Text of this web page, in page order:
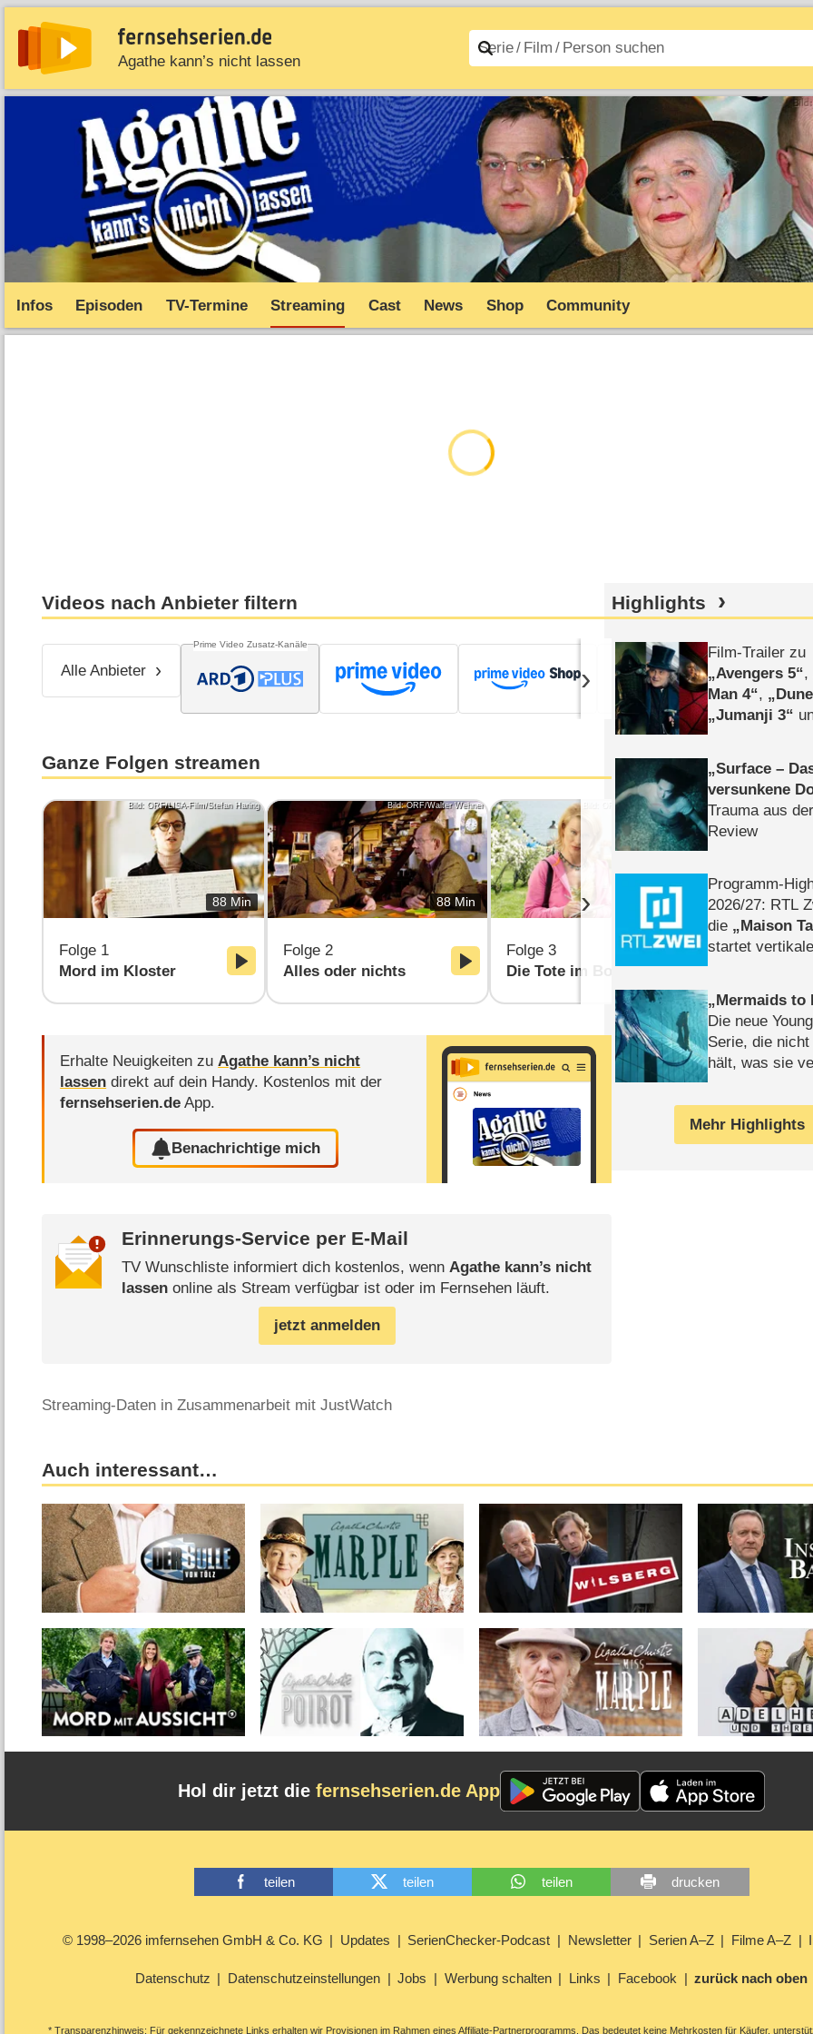
Agathe kann’s nicht lassen
News Entdecken Streaming TV-Starts Filme A–Z
Infos Episoden TV-Termine Streaming Cast News Shop Community
Videos nach Anbieter filtern
Alle Anbieter
Prime Video Zusatz-Kanäle
›
Ganze Folgen streamen
Bild: ORF/LISA-Film/Stefan Haring
88 Min
Folge 1
Mord im Kloster
Bild: ORF/Walter Wehner
88 Min
Folge 2
Alles oder nichts
Bild: ORF/LISA-Film/Walter Weh
88 Min
Folge 3
Die Tote im Bootshaus
Folge 4
›
Erhalte Neuigkeiten zuAgathe kann’s nicht
lassen direkt auf dein Handy. Kostenlos mit der
fernsehserien.de App.
Benachrichtige mich
Erinnerungs-Service per E-Mail
TV Wunschliste informiert dich kostenlos, wenn Agathe kann’s nicht
lassenonline als Stream verfügbar ist oder im Fernsehen läuft.
jetzt anmelden
Streaming-Daten in Zusammenarbeit mit JustWatch
Highlights
Film-Trailer zu
Avengers 5 ,
Man 4 ,
Jumanji 3
Surface –
versunkene
Trauma aus
Review
Programm-
2026/​27: RTL
die
Maison
startet
Mermaids to
Die neue
Serie, die nicht
hält, was sie
Mehr Highlights
Auch interessant…
Hol dir jetzt die fernsehserien.de App
teilen teilen teilen drucken
© 1998–2026 imfernsehen GmbH & Co. KG Updates SerienChecker-Podcast Newsletter Serien A–Z Filme A–Z
Datenschutz Datenschutzeinstellungen Jobs Werbung schalten Links Facebook zurück nach oben
* Transparenzhinweis: Für gekennzeichnete Links erhalten wir Provisionen im Rahmen eines Affiliate-Partnerprogramms. Das bedeutet keine Mehrkosten für Käufer,